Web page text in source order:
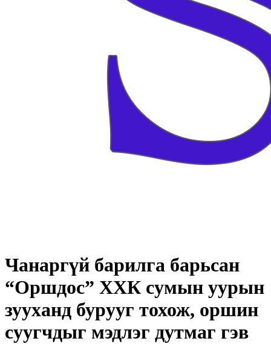
Чанаргүй барилга барьсан
“Оршдос” ХХК сумын уурын
зууханд бурууг тохож, оршин
суугчдыг мэдлэг дутмаг гэв